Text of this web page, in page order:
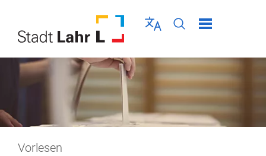
Sprache wählen
Seiten-Suche
Menü schließen
Vorlesen